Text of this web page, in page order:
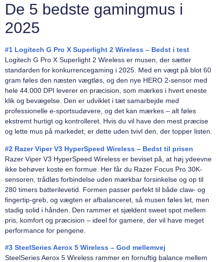
De 5 bedste gamingmus i
2025
#1 Logitech G Pro X Superlight 2 Wireless – Bedst i test
Logitech G Pro X Superlight 2 Wireless er musen, der sætter
standarden for konkurrencegaming i 2025. Med en vægt på blot 60
gram føles den næsten vægtløs, og den nye HERO 2-sensor med
hele 44.000 DPI leverer en præcision, som mærkes i hvert eneste
klik og bevægelse. Den er udviklet i tæt samarbejde med
professionelle e-sportsudøvere, og det kan mærkes – alt føles
ekstremt hurtigt og kontrolleret. Hvis du vil have den mest præcise
og lette mus på markedet, er dette uden tvivl den, der topper listen.
#2 Razer Viper V3 HyperSpeed Wireless – Bedst til prisen
Razer Viper V3 HyperSpeed Wireless er beviset på, at høj ydeevne
ikke behøver koste en formue. Her får du Razer Focus Pro 30K-
sensoren, trådløs forbindelse uden mærkbar forsinkelse og op til
280 timers batterilevetid. Formen passer perfekt til både claw- og
fingertip-greb, og vægten er afbalanceret, så musen føles let, men
stadig solid i hånden. Den rammer et sjældent sweet spot mellem
pris, komfort og præcision – ideel for gamere, der vil have meget
performance for pengene.
#3 SteelSeries Aerox 5 Wireless – God mellemvej
SteelSeries Aerox 5 Wireless rammer en fornuftig balance mellem